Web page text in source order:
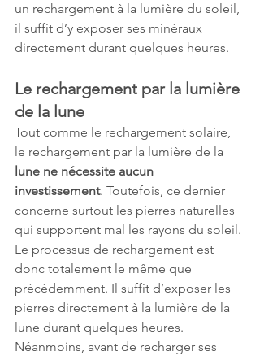
un rechargement à la lumière du soleil,
il suffit d’y exposer ses minéraux
directement durant quelques heures.
Le rechargement par la lumière
de la lune
Tout comme le rechargement solaire,
le rechargement par la lumière de la
lune ne nécessite aucun
investissement. Toutefois, ce dernier
concerne surtout les pierres naturelles
qui supportent mal les rayons du soleil.
Le processus de rechargement est
donc totalement le même que
précédemment. Il suffit d’exposer les
pierres directement à la lumière de la
lune durant quelques heures.
Néanmoins, avant de recharger ses